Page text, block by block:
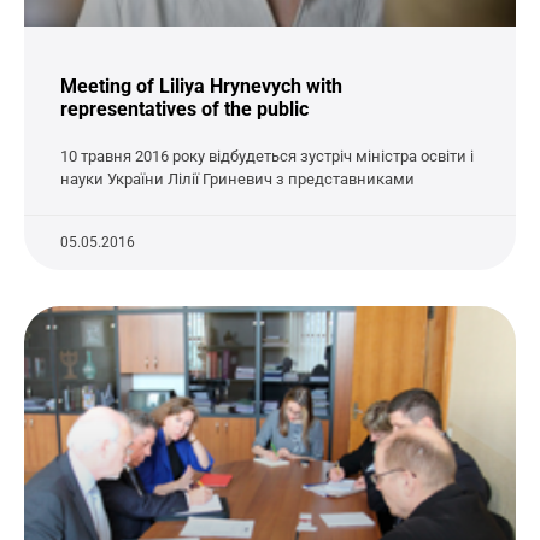
Meeting of Liliya Hrynevych with
representatives of the public
10 травня 2016 року відбудеться зустріч міністра освіти і
науки України Лілії Гриневич з представниками
05.05.2016